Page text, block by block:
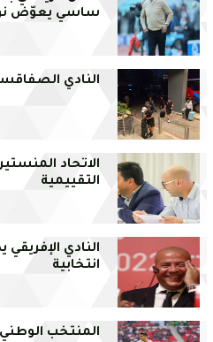
ساسي يعوّض
النادي
الاتحاد
التقييمية
النادي
انتخابية
المنتخب